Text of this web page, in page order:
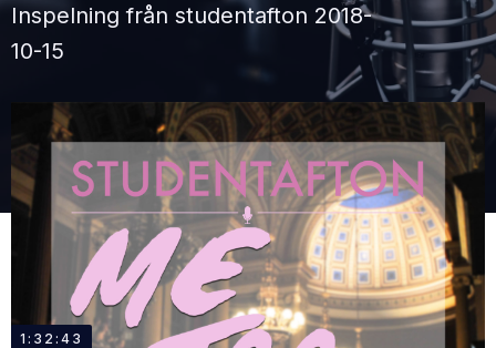
Inspelning från studentafton 2018-
10-15
1:32:43